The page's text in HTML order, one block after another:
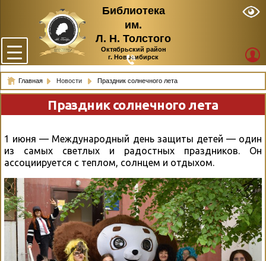
Библиотека
им.
Л. Н. Толстого
Октябрьский район
г. Новосибирск
Главная Новости Праздник солнечного лета
Праздник солнечного лета
1 июня — Международный день защиты детей — один
из самых светлых и радостных праздников. Он
ассоциируется с теплом, солнцем и отдыхом.